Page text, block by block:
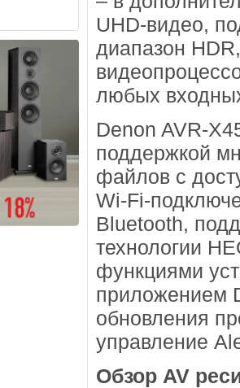
UHD-видео,
диапазон
любых
Denon AVR-
поддержкой
файлов с
Wi-Fi-
Bluetooth,
технологии
функциями
приложением
обновления
управление
Обзор AV